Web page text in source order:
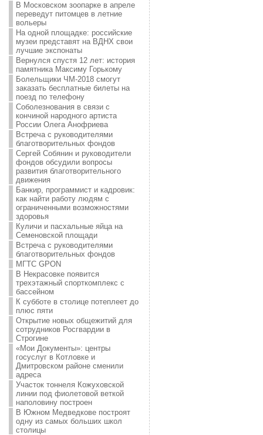
В Московском зоопарке в апреле
переведут питомцев в летние
вольеры
На одной площадке: российские
музеи представят на ВДНХ свои
лучшие экспонаты
Вернулся спустя 12 лет: история
памятника Максиму Горькому
Болельщики ЧМ-2018 смогут
заказать бесплатные билеты на
поезд по телефону
Соболезнования в связи с
кончиной народного артиста
России Олега Анофриева
Встреча с руководителями
благотворительных фондов
Сергей Собянин и руководители
фондов обсудили вопросы
развития благотворительного
движения
Банкир, программист и кадровик:
как найти работу людям с
ограниченными возможностями
здоровья
Куличи и пасхальные яйца на
Семеновской площади
Встреча с руководителями
благотворительных фондов
МГТС GPON
В Некрасовке появится
трехэтажный спорткомплекс с
бассейном
К субботе в столице потеплеет до
плюс пяти
Открытие новых общежитий для
сотрудников Росгвардии в
Строгине
«Мои Документы»: центры
госуслуг в Котловке и
Дмитровском районе сменили
адреса
Участок тоннеля Кожуховской
линии под фиолетовой веткой
наполовину построен
В Южном Медведкове построят
одну из самых больших школ
столицы